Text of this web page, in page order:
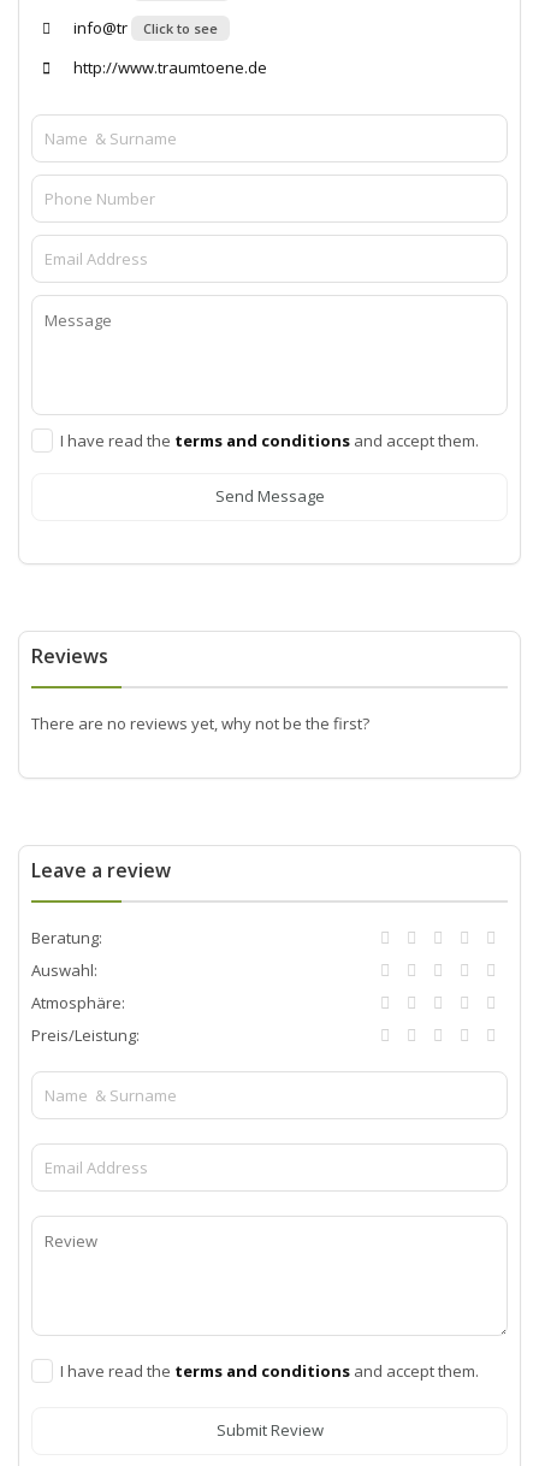
info@tr Click to see
http://www.traumtoene.de
I have read the terms and conditions and accept them.
Send Message
Reviews
There are no reviews yet, why not be the first?
Leave a review
Beratung:
Auswahl:
Atmosphäre:
Preis/Leistung:
I have read the terms and conditions and accept them.
Submit Review